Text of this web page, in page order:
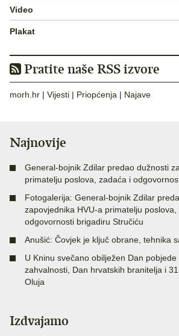
Video
Plakat
Pratite naše RSS izvore
morh.hr | Vijesti | Priopćenja | Najave
Najnovije
General-bojnik Zdilar predao dužnosti
primatelju poslova, zadaća i
Fotogalerija: General-bojnik Zdilar
zapovjednika HVU-a primatelju poslova,
odgovornosti brigadiru Stručiću
Anušić: Čovjek je ključ obrane, tehnika
U Kninu svečano obilježen Dan
zahvalnosti, Dan hrvatskih branitelja i
Oluja
Izdvajamo